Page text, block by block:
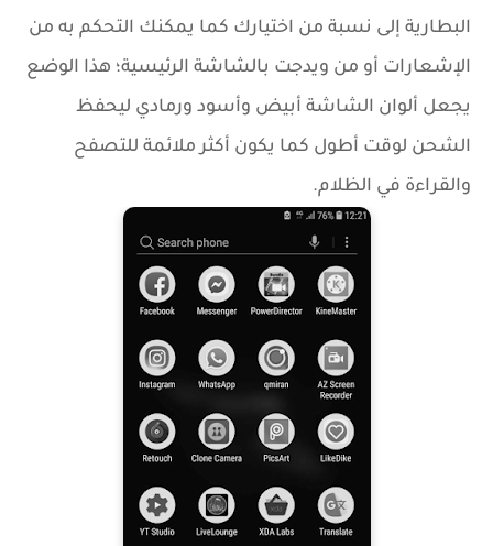
البطارية إلى نسبة من اختيارك كما يمكنك التحكم به من
الإشعارات أو من ويدجت بالشاشة الرئيسية؛ هذا الوضع
يجعل ألوان الشاشة أبيض وأسود ورمادي ليحفظ
الشحن لوقت أطول كما يكون أكثر ملائمة للتصفح
والقراءة في الظلام.